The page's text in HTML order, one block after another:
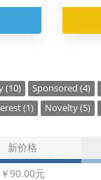
(10) Sponsored (4)
(1) Novelty (5)
新价格
￥90.00元